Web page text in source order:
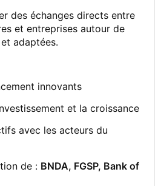
des échanges directs entre
et entreprises autour de
adaptées.
innovants
et la croissance
avec les acteurs du
de : BNDA, FGSP, Bank of